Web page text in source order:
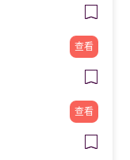
】乙次
查看
查看